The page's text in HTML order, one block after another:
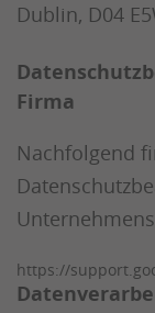
Dublin, D04
Firma
Nachfolgend
https://